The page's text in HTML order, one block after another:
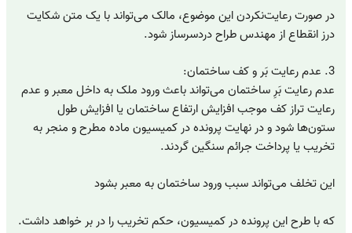
در صورت رعایت‌نکردن این موضوع، مالک می‌تواند با یک متن شکایت
درز انقطاع از مهندس طراح دردسرساز شود.
3. عدم رعایت بَر و کف ساختمان:
عدم رعایت بَرِ ساختمان می‌تواند باعث ورود ملک به داخل معبر و عدم
رعایت تراز کف موجب افزایش ارتفاع ساختمان یا افزایش طول
ستون‌ها شود و در نهایت پرونده در کمیسیون ماده مطرح و منجر به
تخریب یا پرداخت جرائم سنگین گردند.
این تخلف می‌تواند سبب ورود ساختمان به معبر بشود
که با طرح این پرونده در کمیسیون، حکم تخریب را در بر خواهد داشت.